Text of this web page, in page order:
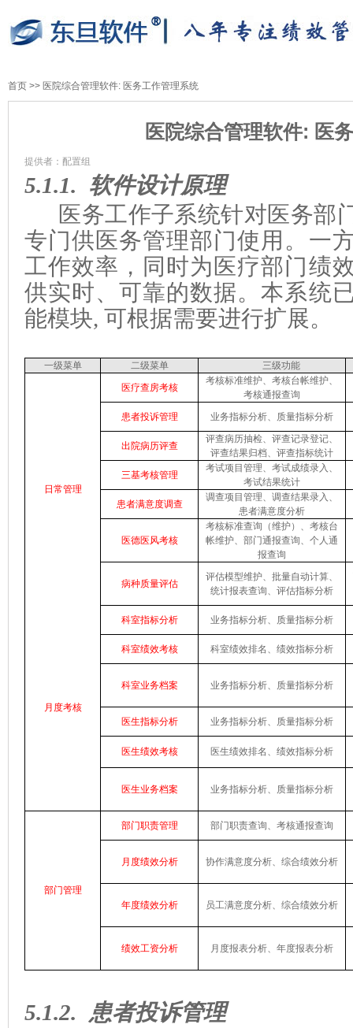
首页 >> 医院综合管理软件: 医务工作管理系统
医院综合管理软件: 医
提供者：配置组
5.1.1. 软件设计原理
医务工作子系统针对医务部
专门供医务管理部门使用。一
工作效率，同时为医疗部门绩
供实时、可靠的数据。本系统
能模块, 可根据需要进行扩展。
一级菜单 二级菜单 三级功能
日常管理
医疗查房考核
考核标准维护、考核台帐维护、
考核通报查询
患者投诉管理
业务指标分析、质量指标分析
出院病历评查
评查病历抽检、评查记录登记、
评查结果归档、评查指标统计
三基考核管理
考试项目管理、考试成绩录入、
考试结果统计
患者满意度调查
调查项目管理、调查结果录入、
患者满意度分析
医德医风考核
考核标准查询（维护）、考核台
帐维护、部门通报查询、个人通
报查询
病种质量评估
评估模型维护、批量自动计算、
统计报表查询、评估指标分析
月度考核
科室指标分析 业务指标分析、 质量指标分析
科室绩效考核 科室绩效排名 、 绩效指标分析
科室业务档案 业务指标分析、 质量指标分析
医生指标分析 业务指标分析、 质量指标分析
医生绩效考核 医生绩效排名 、 绩效指标分析
医生业务档案 业务指标分析、 质量指标分析
部门管理
部门职责管理 部门职责查询、考核通报查询
月度绩效分析 协作满意度分析、综合绩效分析
年度绩效分析 员工满意度分析、综合绩效分析
绩效工资分析 月度报表分析、年度报表分析
5.1.2.
患者投诉管理